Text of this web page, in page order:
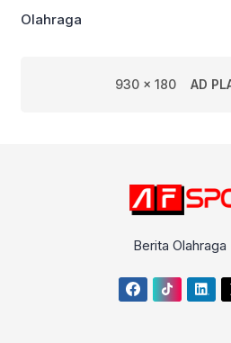
Olahraga
930 x 180 AD
Berita Olahraga